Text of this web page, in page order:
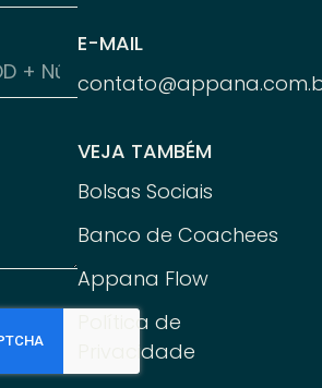
E-MAIL
VEJA TAMBÉM
Bolsas Sociais
Banco de Coachees
Appana Flow
Política de
Privacidade